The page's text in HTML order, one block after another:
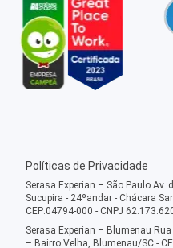
Políticas de Privacidade
Serasa Experian – São Paulo
Sucupira - 24ºandar - Chácara
CEP:04794-000 - CNPJ
Serasa Experian – Blumenau
– Bairro Velha, Blumenau/SC -